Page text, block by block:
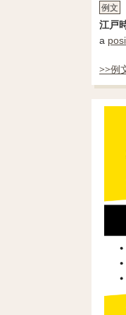
例文
江戸
a
>>例